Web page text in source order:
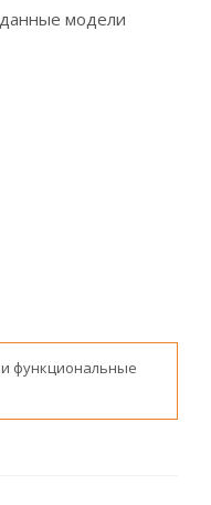
данные модели
функциональные